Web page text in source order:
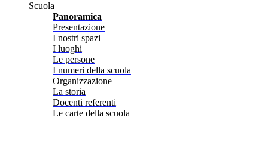
Scuola
Panoramica
Presentazione
I nostri spazi
I luoghi
Le persone
I numeri della scuola
Organizzazione
La storia
Docenti referenti
Le carte della scuola